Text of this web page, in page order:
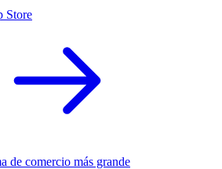
Store
de comercio más grande